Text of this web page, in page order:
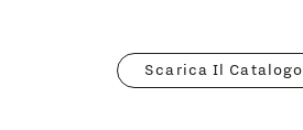
Scarica Il Catalogo